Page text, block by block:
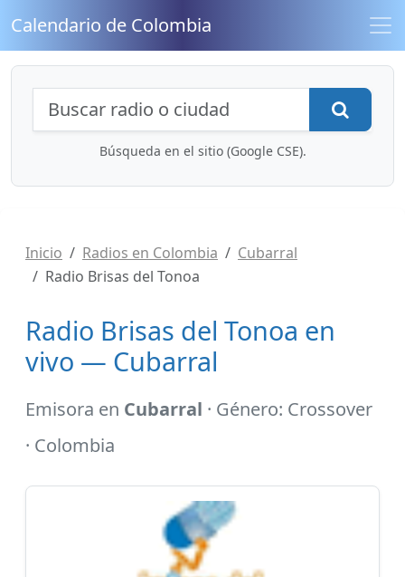
Calendario de Colombia
Búsqueda de radios y contenidos
Búsqueda en el sitio (Google CSE).
Inicio Radios en Colombia
Cubarral
Radio Brisas del Tonoa
Radio Brisas del Tonoa en
vivo — Cubarral
Emisora en Cubarral · Género: Crossover
· Colombia